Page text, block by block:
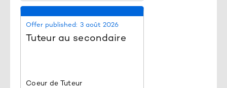
Offer published: 3 août 2026
Tuteur au secondaire
Coeur de Tuteur